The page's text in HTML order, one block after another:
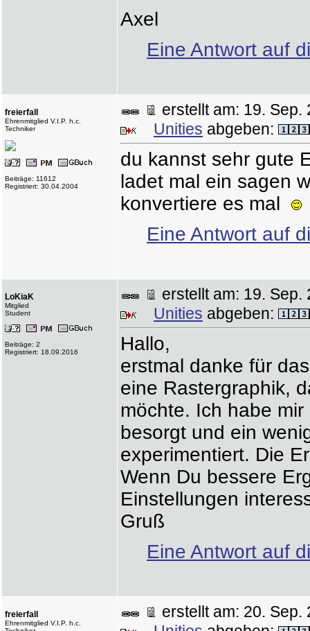
Axel
Eine Antwort auf
freierfall
Ehrenmitglied V.I.P. h.c.
Techniker
Beiträge: 11612
Registriert: 30.04.2004
erstellt am: 19.
Unities abgeben:
du kannst sehr gute
ladet mal ein sagen
konvertiere es mal
Eine Antwort auf
LoKiaK
Mitglied
Student
Beiträge: 2
Registriert: 18.09.2016
erstellt am: 19.
Unities abgeben:
Hallo,
erstmal danke für
eine Rastergraphik,
möchte. Ich habe
besorgt und ein
experimentiert. Die
Wenn Du bessere
Einstellungen
Gruß
Eine Antwort auf
freierfall
Ehrenmitglied V.I.P. h.c.
erstellt am: 20.